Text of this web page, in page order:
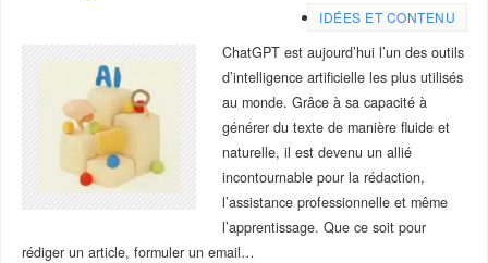
IDÉES ET CONTENU
ChatGPT est aujourd’hui l’un des outils
d’intelligence artificielle les plus utilisés
au monde. Grâce à sa capacité à
générer du texte de manière fluide et
naturelle, il est devenu un allié
incontournable pour la rédaction,
l’assistance professionnelle et même
l’apprentissage. Que ce soit pour
rédiger un article, formuler un email…